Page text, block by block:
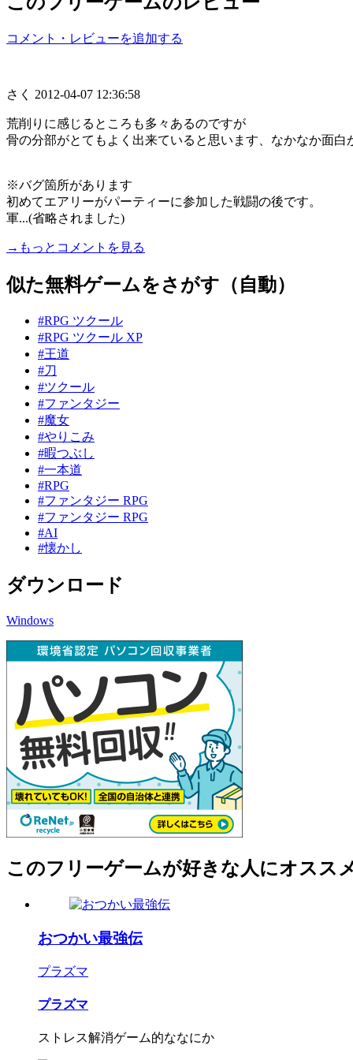
コメント・レビューを追加する
さく 2012-04-07 12:36:58
荒削りに感じるところも多々あるのですが
骨の分部がとてもよく出来ていると思います、なかなか面白
※バグ箇所があります
初めてエアリーがパーティーに参加した戦闘の後です。
軍...(省略されました)
→もっとコメントを見る
似た無料ゲームをさがす（自動）
#RPG ツクール
#RPG ツクール XP
#王道
#刀
#ツクール
#ファンタジー
#魔女
#やりこみ
#暇つぶし
#一本道
#RPG
#ファンタジー RPG
#ファンタジー RPG
#AI
#懐かし
ダウンロード
Windows
このフリーゲームが好きな人にオスス
おつかい最強伝
プラズマ
プラズマ
ストレス解消ゲーム的ななにか